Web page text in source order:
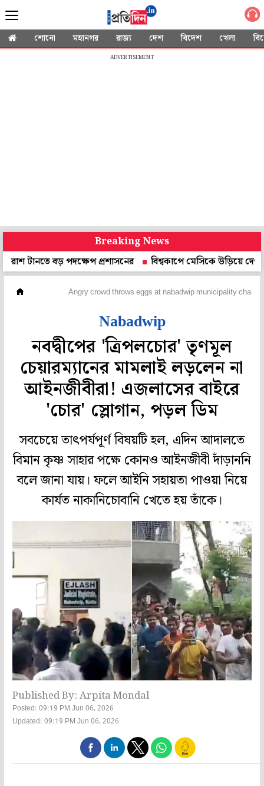
শোনো মহানগর রাজ্য দেশ বিদেশ খেলা
ADVERTISEMENT
Breaking News
বড় পদক্ষেপ প্রশাসনের
বিশ্বকাপে মেসিকে উড়িয়ে দেওয়ার
Angry crowd throws eggs at nabadwip municipality
Nabadwip
নবদ্বীপের 'ত্রিপলচোর' তৃণমূল
চেয়ারম্যানের মামলাই লড়লেন না
আইনজীবীরা! এজলাসের বাইরে
'চোর' স্লোগান, পড়ল ডিম
সবচেয়ে তাৎপর্যপূর্ণ বিষয়টি হল, এদিন আদালতে
বিমান কৃষ্ণ সাহার পক্ষে কোনও আইনজীবী দাঁড়াননি
বলে জানা যায়। ফলে আইনি সহায়তা পাওয়া নিয়ে
কার্যত নাকানিচোবানি খেতে হয় তাঁকে।
Published By: Arpita Mondal
Posted: 09:19 PM Jun 06, 2026
Updated: 09:19 PM Jun 06, 2026